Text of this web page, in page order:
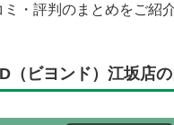
・評判のまとめをご紹
（ビヨンド）江坂店